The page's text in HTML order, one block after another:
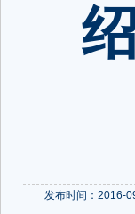
发布时间：2016-